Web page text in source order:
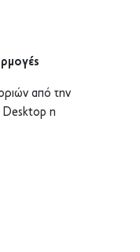
από την
Desktop η